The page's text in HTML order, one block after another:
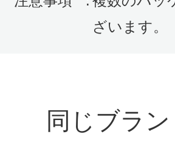
ざいます。
同じブラ